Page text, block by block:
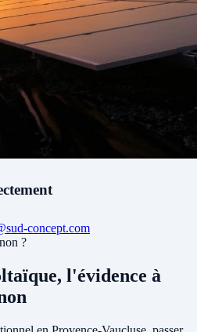
concept.com
?
l'évidence à